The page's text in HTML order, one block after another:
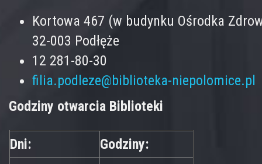
Kortowa 467 (w budynku Ośrodka
32-003 Podłęże
12 281-80-30
filia.podleze@biblioteka-niepolomice.pl
Godziny otwarcia Biblioteki
Dni: Godziny: